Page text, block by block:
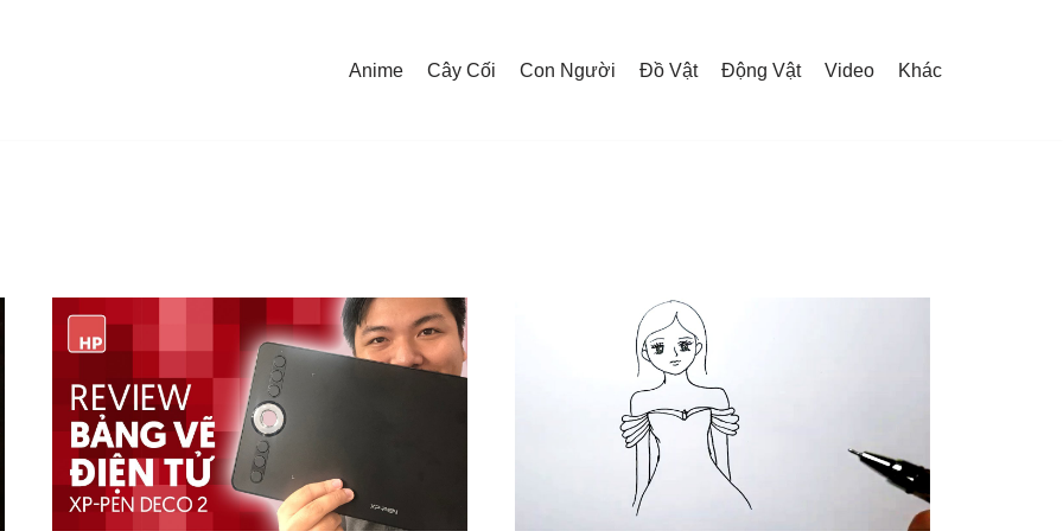
Anime Cây Cối Con Người Đồ Vật Động Vật Video Khác